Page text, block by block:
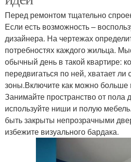
Перед ремонтом тщательно
Если есть возможность –
дизайнера. На чертежах
потребностях каждого жильца.
обычный день в такой квартире:
передвигаться по ней, хватает ли
зоны.Включите как можно больше
Занимайте пространство от пола
используйте ниши и полую
быть закрыты непрозрачными
избежите визуального бардака.